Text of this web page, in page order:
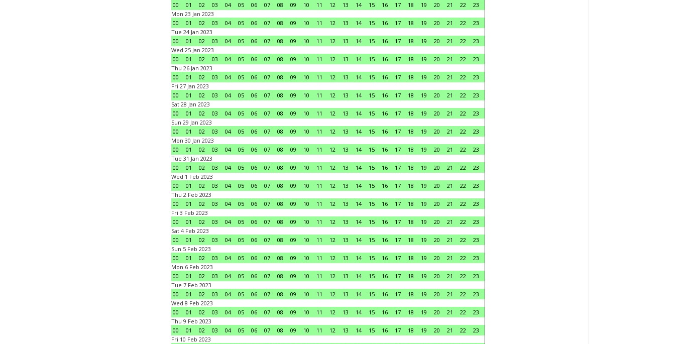
00
01 02 03 04 05 06 07 08 09 10 11 12 13 14 15 16 17 18 19 20 21 22
23
Mon 23 Jan 2023
00
01 02 03 04 05 06 07 08 09 10 11 12 13 14 15 16 17 18 19 20 21 22
23
Tue 24 Jan 2023
00
01 02 03 04 05 06 07 08 09 10 11 12 13 14 15 16 17 18 19 20 21 22
23
Wed 25 Jan 2023
00
01 02 03 04 05 06 07 08 09 10 11 12 13 14 15 16 17 18 19 20 21 22
23
Thu 26 Jan 2023
00
01 02 03 04 05 06 07 08 09 10 11 12 13 14 15 16 17 18 19 20 21 22
23
Fri 27 Jan 2023
00
01 02 03 04 05 06 07 08 09 10 11 12 13 14 15 16 17 18 19 20 21 22
23
Sat 28 Jan 2023
00
01 02 03 04 05 06 07 08 09 10 11 12 13 14 15 16 17 18 19 20 21 22
23
Sun 29 Jan 2023
00
01 02 03 04 05 06 07 08 09 10 11 12 13 14 15 16 17 18 19 20 21 22
23
Mon 30 Jan 2023
00
01 02 03 04 05 06 07 08 09 10 11 12 13 14 15 16 17 18 19 20 21 22
23
Tue 31 Jan 2023
00
01 02 03 04 05 06 07 08 09 10 11 12 13 14 15 16 17 18 19 20 21 22
23
Wed 1 Feb 2023
00
01 02 03 04 05 06 07 08 09 10 11 12 13 14 15 16 17 18 19 20 21 22
23
Thu 2 Feb 2023
00
01 02 03 04 05 06 07 08 09 10 11 12 13 14 15 16 17 18 19 20 21 22
23
Fri 3 Feb 2023
00
01 02 03 04 05 06 07 08 09 10 11 12 13 14 15 16 17 18 19 20 21 22
23
Sat 4 Feb 2023
00
01 02 03 04 05 06 07 08 09 10 11 12 13 14 15 16 17 18 19 20 21 22
23
Sun 5 Feb 2023
00
01 02 03 04 05 06 07 08 09 10 11 12 13 14 15 16 17 18 19 20 21 22
23
Mon 6 Feb 2023
00
01 02 03 04 05 06 07 08 09 10 11 12 13 14 15 16 17 18 19 20 21 22
23
Tue 7 Feb 2023
00
01 02 03 04 05 06 07 08 09 10 11 12 13 14 15 16 17 18 19 20 21 22
23
Wed 8 Feb 2023
00
01 02 03 04 05 06 07 08 09 10 11 12 13 14 15 16 17 18 19 20 21 22
23
Thu 9 Feb 2023
00
01 02 03 04 05 06 07 08 09 10 11 12 13 14 15 16 17 18 19 20 21 22
23
Fri 10 Feb 2023